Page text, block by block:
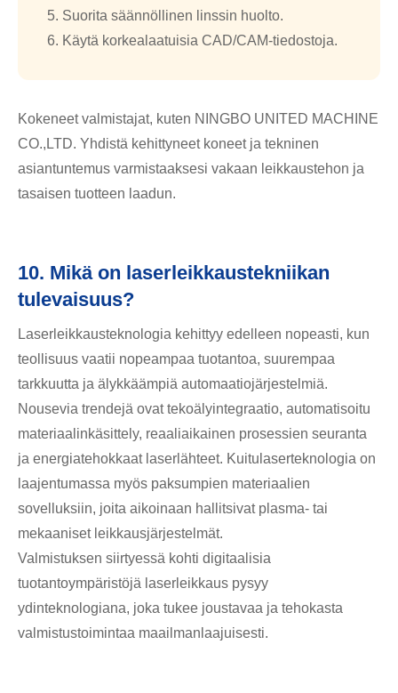
Suorita säännöllinen linssin huolto.
Käytä korkealaatuisia CAD/CAM-tiedostoja.
Kokeneet valmistajat, kuten NINGBO UNITED MACHINE
CO.,LTD. Yhdistä kehittyneet koneet ja tekninen
asiantuntemus varmistaaksesi vakaan leikkaustehon ja
tasaisen tuotteen laadun.
10. Mikä on laserleikkaustekniikan
tulevaisuus?
Laserleikkausteknologia kehittyy edelleen nopeasti, kun
teollisuus vaatii nopeampaa tuotantoa, suurempaa
tarkkuutta ja älykkäämpiä automaatiojärjestelmiä.
Nousevia trendejä ovat tekoälyintegraatio, automatisoitu
materiaalinkäsittely, reaaliaikainen prosessien seuranta
ja energiatehokkaat laserlähteet. Kuitulaserteknologia on
laajentumassa myös paksumpien materiaalien
sovelluksiin, joita aikoinaan hallitsivat plasma- tai
mekaaniset leikkausjärjestelmät.
Valmistuksen siirtyessä kohti digitaalisia
tuotantoympäristöjä laserleikkaus pysyy
ydinteknologiana, joka tukee joustavaa ja tehokasta
valmistustoimintaa maailmanlaajuisesti.